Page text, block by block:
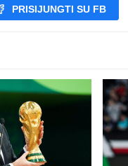
PRISIJUNGTI SU FB